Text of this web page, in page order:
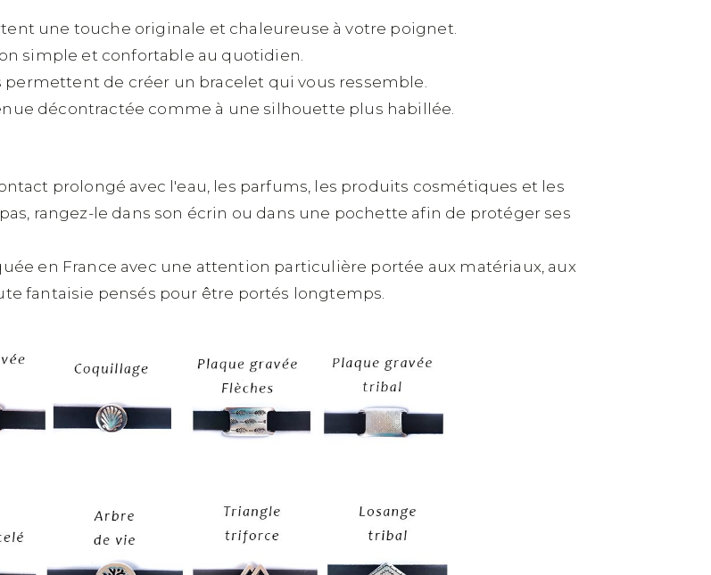
une touche originale et chaleureuse à votre poignet.
simple et confortable au quotidien.
permettent de créer un bracelet qui vous ressemble.
décontractée comme à une silhouette plus habillée.
prolongé avec l'eau, les parfums, les produits cosmétiques et les
rangez-le dans son écrin ou dans une pochette afin de protéger ses
en France avec une attention particulière portée aux matériaux, aux
fantaisie pensés pour être portés longtemps.